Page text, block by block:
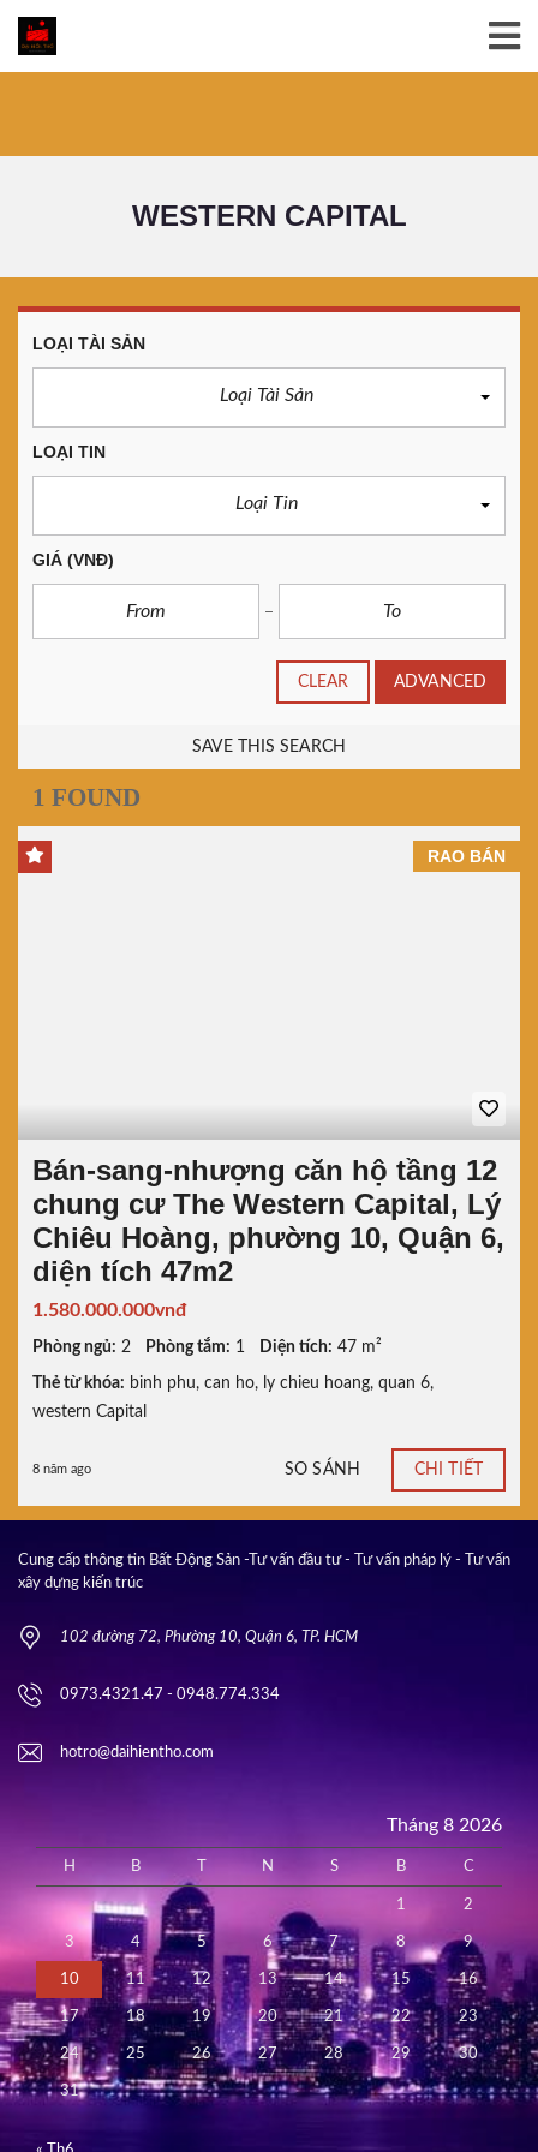
WESTERN CAPITAL
LOẠI TÀI SẢN
Loại Tài Sản
LOẠI TIN
Loại Tin
GIÁ (VNĐ)
CLEAR ADVANCED
SAVE THIS SEARCH
1 FOUND
RAO BÁN
Bán-sang-nhượng căn hộ tầng 12
chung cư The Western Capital, Lý
Chiêu Hoàng, phường 10, Quận 6,
diện tích 47m2
1.580.000.000vnđ
Phòng ngủ: 2 Phòng tắm: 1 Diện tích: 47 m²
Thẻ từ khóa: binh phu, can ho, ly chieu hoang, quan 6,
western Capital
8 năm ago SO SÁNH CHI TIẾT
Cung cấp thông tin Bất Động Sản -Tư vấn đầu tư - Tư vấn pháp lý - Tư vấn
xây dựng kiến trúc
102 đường 72, Phường 10, Quận 6, TP. HCM
0973.4321.47 - 0948.774.334
hotro@daihientho.com
Tháng 8 2026
H B N S B C
1 2
3 4 5 6 7 8 9
10 11 12 13 14 15 16
17 18 19 20 21 22 23
24 25 26 27 28 29 30
31